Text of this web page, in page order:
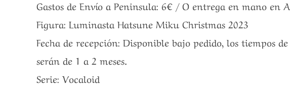
Gastos de Envío a Peninsula: 6€ / O entrega en mano en
Figura: Luminasta Hatsune Miku Christmas 2023
Fecha de recepción: Disponible bajo pedido, los tiempos
serán de 1 a 2 meses.
Serie: Vocaloid